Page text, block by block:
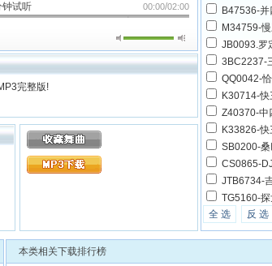
钟试听
00:00/02:00
完整版!
B47536-
M34759-
JB0093.罗
3BC2237-
QQ0042-
K30714-快
Z40370-中
K33826-
SB0200-
CS0865-
JTB6734-
TG5160-
全 选
反 选
本类相关下载排行榜